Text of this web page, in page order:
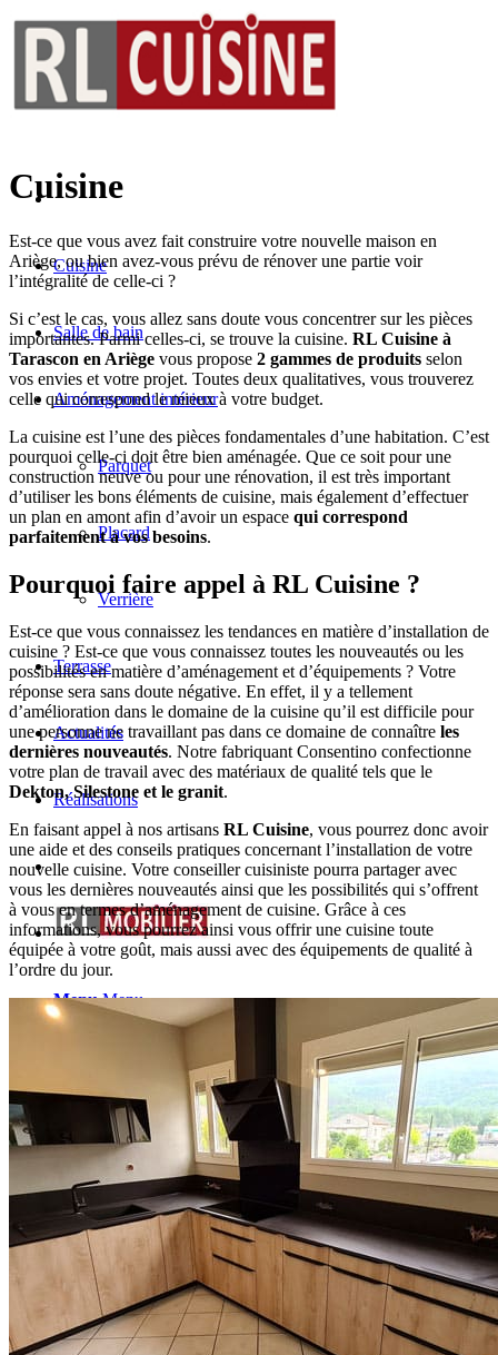
Cuisine
Salle de bain
Aménagement intérieur
Parquet
Placard
Verrière
Terrasse
Actualités
Réalisations
Menu Menu
Cuisine
Est-ce que vous avez fait construire votre nouvelle maison en
Ariège, ou bien avez-vous prévu de rénover une partie voir
l’intégralité de celle-ci ?
Si c’est le cas, vous allez sans doute vous concentrer sur les pièces
importantes. Parmi celles-ci, se trouve la cuisine. RL Cuisine à
Tarascon en Ariège vous propose 2 gammes de produits selon
vos envies et votre projet. Toutes deux qualitatives, vous trouverez
celle qui correspond le mieux à votre budget.
La cuisine est l’une des pièces fondamentales d’une habitation. C’est
pourquoi celle-ci doit être bien aménagée. Que ce soit pour une
construction neuve ou pour une rénovation, il est très important
d’utiliser les bons éléments de cuisine, mais également d’effectuer
un plan en amont afin d’avoir un espace qui correspond
parfaitement à vos besoins.
Pourquoi faire appel à RL Cuisine ?
Est-ce que vous connaissez les tendances en matière d’installation de
cuisine ? Est-ce que vous connaissez toutes les nouveautés ou les
possibilités en matière d’aménagement et d’équipements ? Votre
réponse sera sans doute négative. En effet, il y a tellement
d’amélioration dans le domaine de la cuisine qu’il est difficile pour
une personne ne travaillant pas dans ce domaine de connaître les
dernières nouveautés. Notre fabriquant Consentino confectionne
votre plan de travail avec des matériaux de qualité tels que le
Dekton, Silestone et le granit.
En faisant appel à nos artisans RL Cuisine, vous pourrez donc avoir
une aide et des conseils pratiques concernant l’installation de votre
nouvelle cuisine. Votre conseiller cuisiniste pourra partager avec
vous les dernières nouveautés ainsi que les possibilités qui s’offrent
à vous en termes d’aménagement de cuisine. Grâce à ces
informations, vous pourrez ainsi vous offrir une cuisine toute
équipée à votre goût, mais aussi avec des équipements de qualité à
l’ordre du jour.